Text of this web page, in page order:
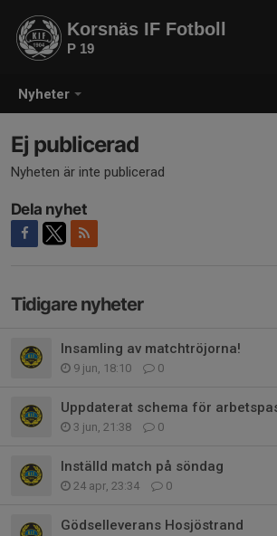
Nyheter
Korsnäs IF Fotboll
P 19
Ej publicerad
Nyheten är inte publicerad
Dela nyhet
Tidigare nyheter
Insamling av matchtröjorna!
9 jun, 18:10 0
3 jun, 21:38 0
Inställd match på söndag
24 apr, 23:34 0
Gödselleverans Hosjöstrand